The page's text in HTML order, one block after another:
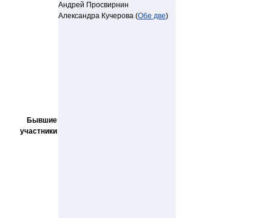
Бывшие
участники
Андрей Просвирнин
Александра Кучерова (Обе две)